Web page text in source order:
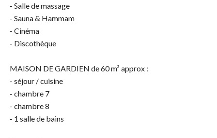
- Salle de massage
- Sauna & Hammam
- Cinéma
- Discothèque
MAISON DE GARDIEN de 60 m² approx :
- séjour / cuisine
- chambre 7
- chambre 8
- 1 salle de bains